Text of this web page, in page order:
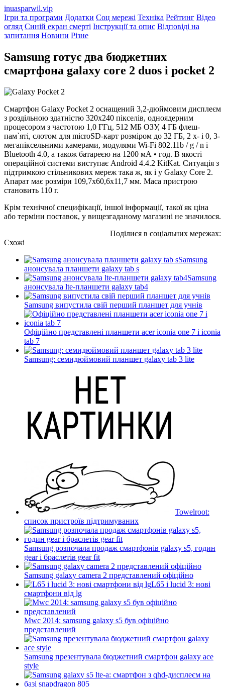
inuasparwil.vip
Ігри та програми Додатки Соц мережі Техніка Рейтинг Відео
огляд Синій екран смерті Інструкції та опис Відповіді на
запитання Новини Різне
Samsung готує два бюджетних
смартфона galaxy core 2 duos і pocket 2
Смартфон Galaxy Pocket 2 оснащений 3,2-дюймовим дисплеєм
з роздільною здатністю 320х240 пікселів, одноядерним
процесором з частотою 1,0 ГГц, 512 МБ ОЗУ, 4 ГБ флеш-
пам`яті, слотом для microSD-карт розміром до 32 ГБ, 2 х- і 0, 3-
мегапіксельними камерами, модулями Wi-Fi 802.11b / g / n і
Bluetooth 4.0, а також батареєю на 1200 мА • год. В якості
операційної системи виступає Android 4.4.2 KitKat. Ситуація з
підтримкою стільникових мереж така ж, як і у Galaxy Core 2.
Апарат має розміри 109,7х60,6х11,7 мм. Маса пристрою
становить 110 г.
Крім технічної специфікації, іншої інформації, такої як ціна
або терміни поставок, у вищезгаданому магазині не значилося.
Поділися в соціальних мережах:
Схожі
Samsung
анонсувала планшети galaxy tab s
Samsung
анонсувала lte-планшети galaxy tab4
Samsung випустила свій перший планшет для учнів
Офіційно представлені планшети acer iconia one 7 і iconia
tab 7
Samsung: семидюймовий планшет galaxy tab 3 lite
Towelroot:
список пристроїв підтримуваних
Samsung розпочала продаж смартфонів galaxy s5, годин
gear і браслетів gear fit
Samsung galaxy camera 2 представлений офіційно
L65 і lucid 3: нові
смартфони від lg
Mwc 2014: samsung galaxy s5 був офіційно
представлений
Samsung презентувала бюджетний смартфон galaxy ace
style